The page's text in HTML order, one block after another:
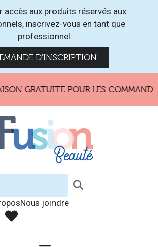
accès aux produits réservés aux
inscrivez-vous en tant que
professionnel.
D'INSCRIPTION
GRATUITE POUR LES COMMANDES
Nous joindre